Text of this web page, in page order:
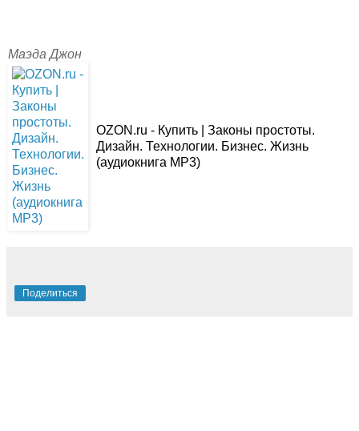
Маэда Джон
OZON.ru - Купить | Законы простоты.
Дизайн. Технологии. Бизнес. Жизнь
(аудиокнига MP3)
Поделиться